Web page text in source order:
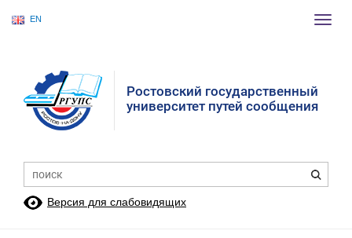
EN
Ростовский государственный
университет путей сообщения
Версия для слабовидящих